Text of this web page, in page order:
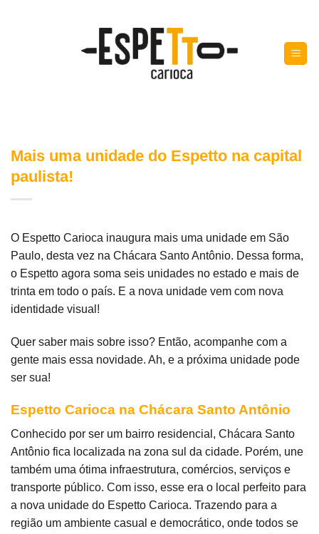
Mais uma unidade do Espetto na capital
paulista!
O Espetto Carioca inaugura mais uma unidade em São
Paulo, desta vez na Chácara Santo Antônio. Dessa forma,
o Espetto agora soma seis unidades no estado e mais de
trinta em todo o país. E a nova unidade vem com nova
identidade visual!
Quer saber mais sobre isso? Então, acompanhe com a
gente mais essa novidade. Ah, e a próxima unidade pode
ser sua!
Espetto Carioca na Chácara Santo Antônio
Conhecido por ser um bairro residencial, Chácara Santo
Antônio fica localizada na zona sul da cidade. Porém, une
também uma ótima infraestrutura, comércios, serviços e
transporte público. Com isso, esse era o local perfeito para
a nova unidade do Espetto Carioca. Trazendo para a
região um ambiente casual e democrático, onde todos se